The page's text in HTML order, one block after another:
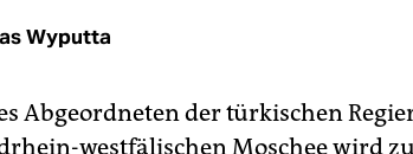
Wyputta
Abgeordneten der türkischen
westfälischen Moschee wird